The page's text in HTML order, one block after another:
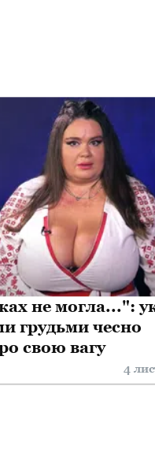
не могла...":
грудьми чесно
свою вагу
4